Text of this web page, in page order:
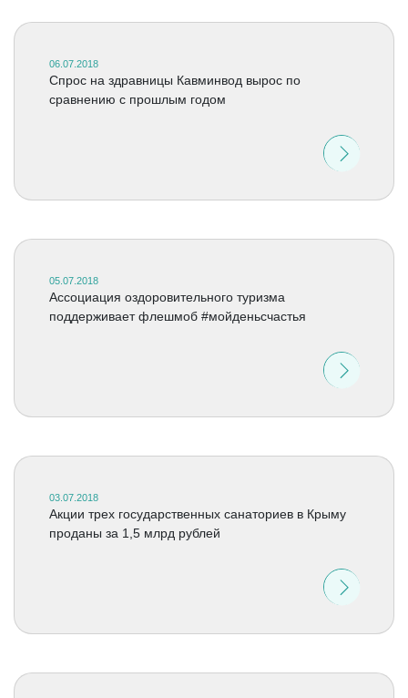
06.07.2018
Спрос на здравницы Кавминвод вырос по
сравнению с прошлым годом
05.07.2018
Ассоциация оздоровительного туризма
поддерживает флешмоб #мойденьсчастья
03.07.2018
Акции трех государственных санаториев в Крыму
проданы за 1,5 млрд рублей